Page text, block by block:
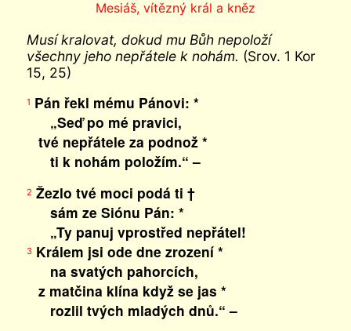
Mesiáš, vítězný král a kněz
Musí kralovat, dokud mu Bůh nepoloží
všechny jeho nepřátele k nohám. (Srov. 1 Kor
15, 25)
1 Pán řekl mému Pánovi: *
„Seď po mé pravici,
tvé nepřátele za podnož *
ti k nohám položím.“ –
2 Žezlo tvé moci podá ti †
sám ze Siónu Pán: *
„Ty panuj vprostřed nepřátel!
3Králem jsi ode dne zrození *
na svatých pahorcích,
z matčina klína když se jas *
rozlil tvých mladých dnů.“ –